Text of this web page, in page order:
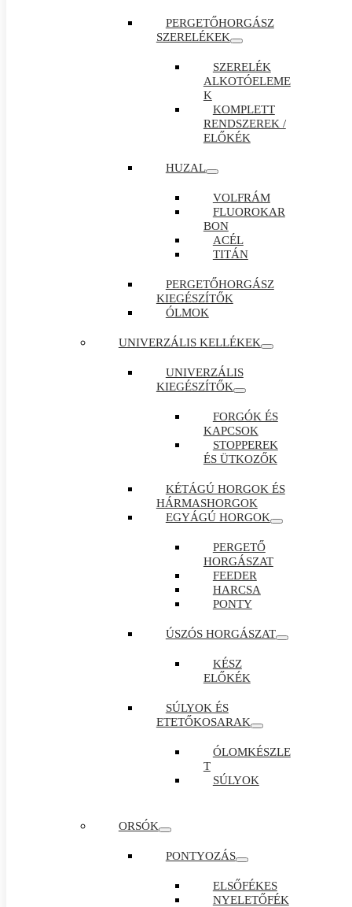
PERGETŐHORGÁSZ
SZERELÉKEK
SZERELÉK
ALKOTÓELEME
K
KOMPLETT
RENDSZEREK /
ELŐKÉK
HUZAL
VOLFRÁM
FLUOROKAR
BON
ACÉL
TITÁN
PERGETŐHORGÁSZ
KIEGÉSZÍTŐK
ÓLMOK
UNIVERZÁLIS KELLÉKEK
UNIVERZÁLIS
KIEGÉSZÍTŐK
FORGÓK ÉS
KAPCSOK
STOPPEREK
ÉS ÜTKOZŐK
KÉTÁGÚ HORGOK ÉS
HÁRMASHORGOK
EGYÁGÚ HORGOK
PERGETŐ
HORGÁSZAT
FEEDER
HARCSA
PONTY
ÚSZÓS HORGÁSZAT
KÉSZ
ELŐKÉK
SÚLYOK ÉS
ETETŐKOSARAK
ÓLOMKÉSZLE
T
SÚLYOK
ORSÓK
PONTYOZÁS
ELSŐFÉKES
NYELETŐFÉK